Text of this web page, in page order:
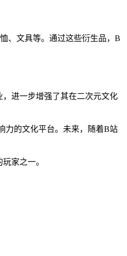
、文具等。通过这些衍生品，B
进一步增强了其在二次元文化
力的文化平台。未来，随着B站
家之一。